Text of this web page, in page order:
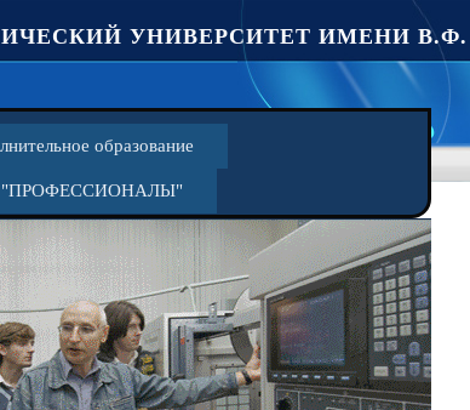
УНИВЕРСИТЕТ ИМЕНИ В.Ф.
образование